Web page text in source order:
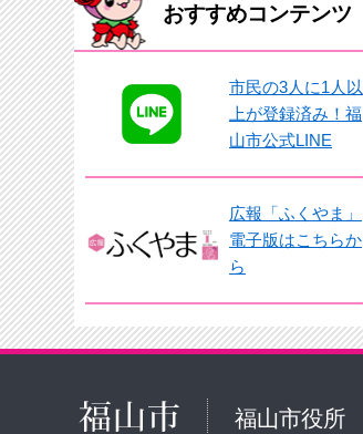
おすすめコンテンツ
市民の3人に1人以
上が登録済み！福
山市公式LINE
広報「ふくやま」
電子版はこちらか
ら
福山市役所